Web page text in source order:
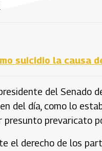
suicidio la causa
del Senado
del día, como lo
prevaricato
el derecho de los